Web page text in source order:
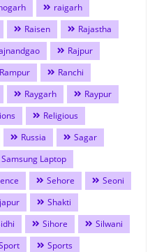
raigarh
Raisen
Rajastha
Rajpur
Rampur
Ranchi
Raygarh
Raypur
Religious
Russia
Sagar
Samsung Laptop
Sehore
Seoni
Shakti
Sihore
Silwani
Sports